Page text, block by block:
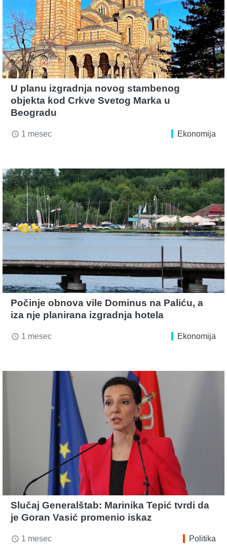
U planu izgradnja novog stambenog
objekta kod Crkve Svetog Marka u
Beogradu
access_time 1 mesec Ekonomija
Počinje obnova vile Dominus na Paliću, a
iza nje planirana izgradnja hotela
access_time 1 mesec Ekonomija
Slučaj Generalštab: Marinika Tepić tvrdi da
je Goran Vasić promenio iskaz
access_time 1 mesec Politika